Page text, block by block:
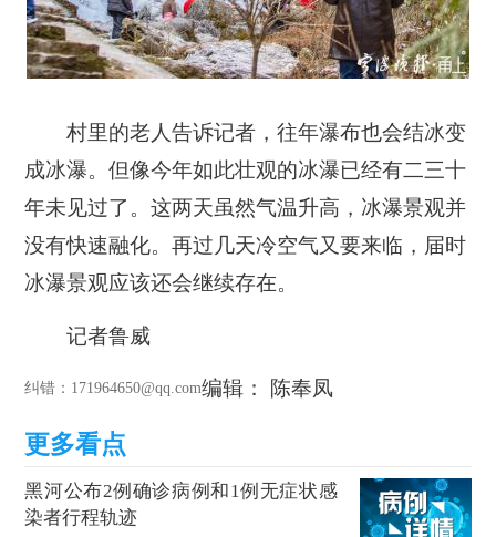
村里的老人告诉记者，往年瀑布也会结冰变
成冰瀑。但像今年如此壮观的冰瀑已经有二三十
年未见过了。这两天虽然气温升高，冰瀑景观并
没有快速融化。再过几天冷空气又要来临，届时
冰瀑景观应该还会继续存在。
记者鲁威
纠错 ：171964650@qq.com编辑： 陈奉凤
黑河公布2例确诊病例和1例无症状感
染者行程轨迹